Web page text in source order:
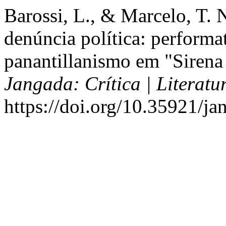
Barossi, L., & Marcelo, T.
denúncia política:
panantillanismo em
Jangada: Crítica |
https://doi.org/10.35921/